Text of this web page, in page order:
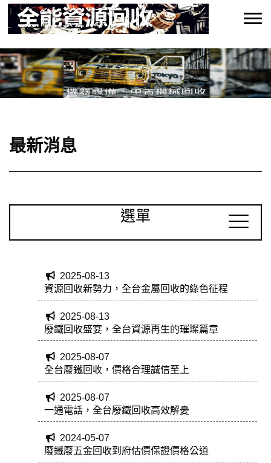
最新消息
選單
2025-08-13
資源回收新勢力，全台金屬回收的綠色征程
2025-08-13
廢鐵回收盛宴，全台資源再生的璀璨篇章
2025-08-07
全台廢鐵回收，價格合理誠信至上
2025-08-07
一通電話，全台廢鐵回收高效解憂
2024-05-07
廢鐵廢五金回收到府估價保證價格公道